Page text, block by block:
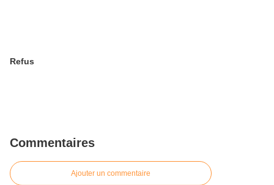
Refus
Commentaires
Ajouter un commentaire